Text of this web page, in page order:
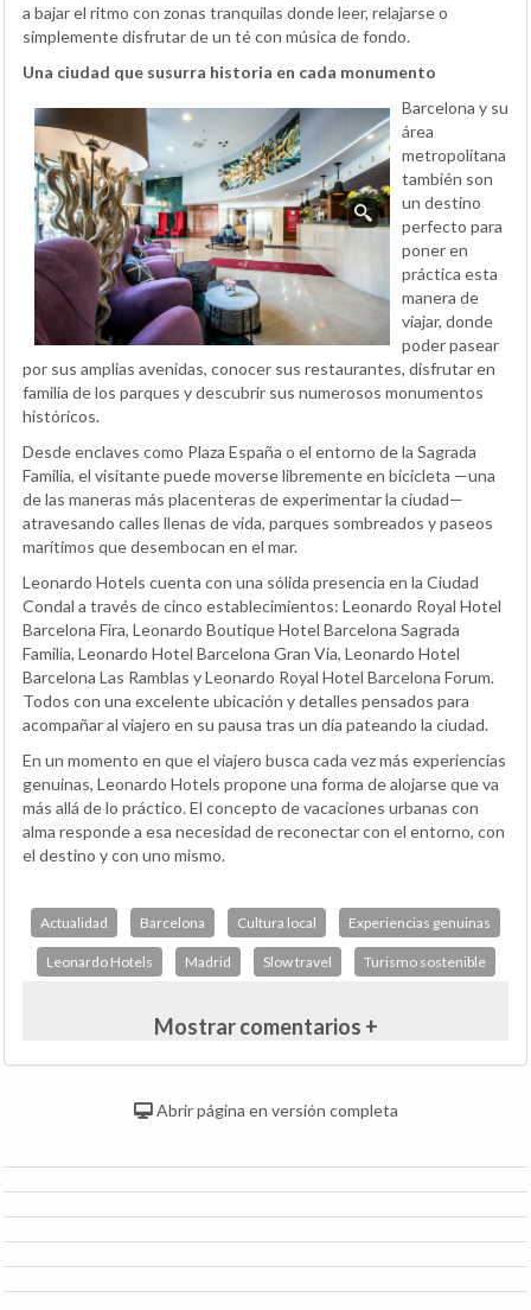
a bajar el ritmo con zonas tranquilas donde leer, relajarse o
simplemente disfrutar de un té con música de fondo.
Una ciudad que susurra historia en cada monumento
Barcelona y su
área
metropolitana
también son
un destino
perfecto para
poner en
práctica esta
manera de
viajar, donde
poder pasear
por sus amplias avenidas, conocer sus restaurantes, disfrutar en
familia de los parques y descubrir sus numerosos monumentos
históricos.
Desde enclaves como Plaza España o el entorno de la Sagrada
Familia, el visitante puede moverse libremente en bicicleta —una
de las maneras más placenteras de experimentar la ciudad—
atravesando calles llenas de vida, parques sombreados y paseos
marítimos que desembocan en el mar.
Leonardo Hotels cuenta con una sólida presencia en la Ciudad
Condal a través de cinco establecimientos: Leonardo Royal Hotel
Barcelona Fira, Leonardo Boutique Hotel Barcelona Sagrada
Familia, Leonardo Hotel Barcelona Gran Via, Leonardo Hotel
Barcelona Las Ramblas y Leonardo Royal Hotel Barcelona Forum.
Todos con una excelente ubicación y detalles pensados para
acompañar al viajero en su pausa tras un día pateando la ciudad.
En un momento en que el viajero busca cada vez más experiencias
genuinas, Leonardo Hotels propone una forma de alojarse que va
más allá de lo práctico. El concepto de vacaciones urbanas con
alma responde a esa necesidad de reconectar con el entorno, con
el destino y con uno mismo.
Actualidad Barcelona Cultura local Experiencias genuinas
Leonardo Hotels Madrid Slow travel Turismo sostenible
Mostrar comentarios +
Abrir página en versión completa